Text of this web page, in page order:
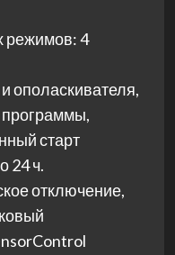
режимов: 4
ополаскивателя,
старт
24 ч.
отключение,